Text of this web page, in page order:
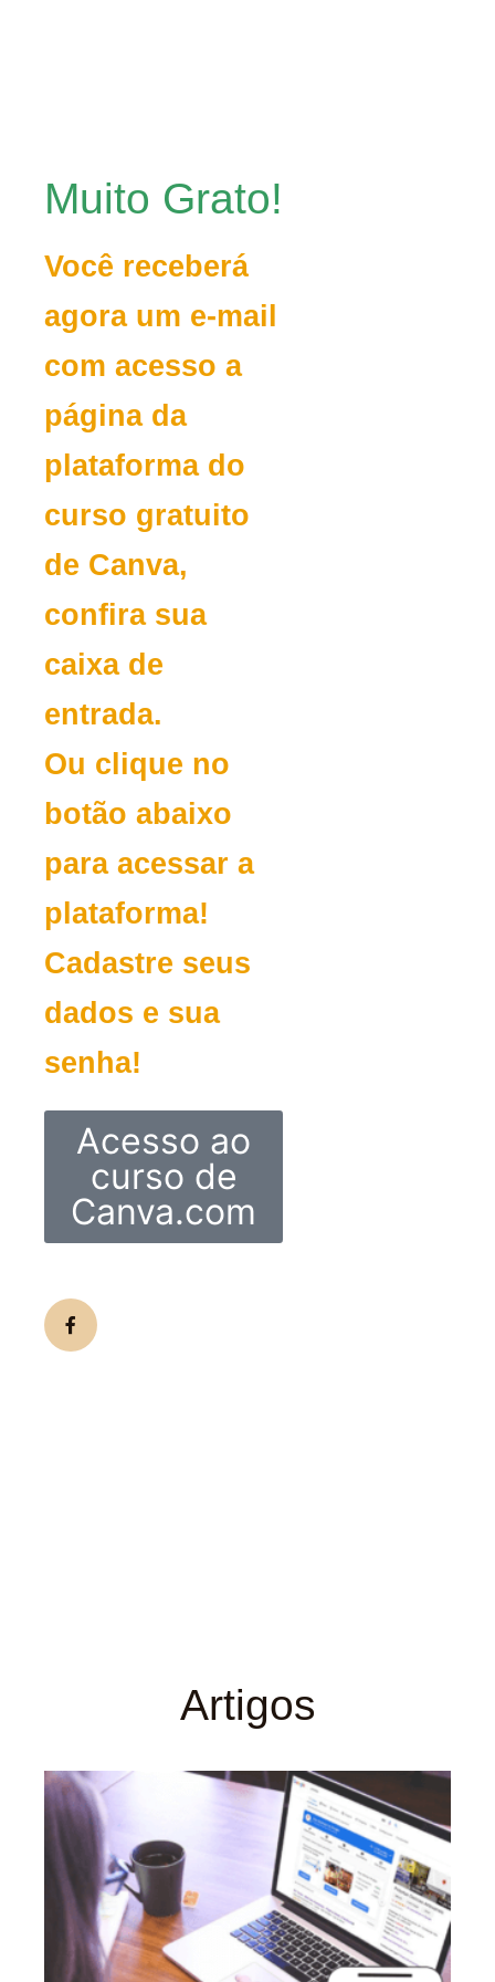
Muito Grato!
Você receberá
agora um e-mail
com acesso a
página da
plataforma do
curso gratuito
de Canva,
confira sua
caixa de
entrada.
Ou clique no
botão abaixo
para acessar a
plataforma!
Cadastre seus
dados e sua
senha!
Acesso ao
curso de
Canva.com
Artigos